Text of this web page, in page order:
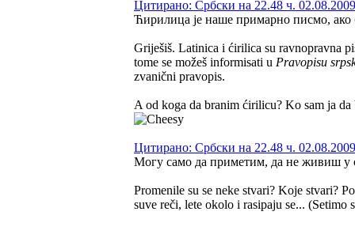
Цитирано: Србски на 22.48 ч.
Ћирилица је наше примарно писмо,
Griješiš. Latinica i ćirilica su ravnopravna
tome se možeš informisati u Pravopisu
zvanični pravopis.
A od koga da branim ćirilicu? Ko sam ja
Цитирано: Србски на 22.48 ч.
Могу само да приметим, да не живиш у
Promenile su se neke stvari? Koje stvari?
suve reči, lete okolo i rasipaju se...